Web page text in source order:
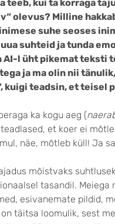
teeb, kui ta korraga
olevus? Milline
suhe seoses
suhteid ja tunda
AI-l üht pikemat teksti
ja ma olin nii
kuigi teadsin, et teisel
ka kogu aeg (
et koer ei
näe, mõtleb küll! Ja
mõistvaks
tasandil. Meiega
esivanemate pildid,
täitsa loomulik, sest